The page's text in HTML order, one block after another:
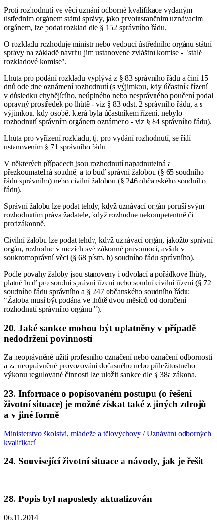
Proti rozhodnutí ve věci uznání odborné kvalifikace vydaným
ústředním orgánem státní správy, jako prvoinstančním uznávacím
orgánem, lze podat rozklad dle § 152 správního řádu.
O rozkladu rozhoduje ministr nebo vedoucí ústředního orgánu státní
správy na základě návrhu jím ustanovené zvláštní komise - "stálé
rozkladové komise".
Lhůta pro podání rozkladu vyplývá z § 83 správního řádu a činí 15
dnů ode dne oznámení rozhodnutí (s výjimkou, kdy účastník řízení
v důsledku chybějícího, neúplného nebo nesprávného poučení podal
opravný prostředek po lhůtě - viz § 83 odst. 2 správního řádu, a s
výjimkou, kdy osobě, která byla účastníkem řízení, nebylo
rozhodnutí správním orgánem oznámeno - viz § 84 správního řádu).
Lhůta pro vyřízení rozkladu, tj. pro vydání rozhodnutí, se řídí
ustanovením § 71 správního řádu.
V některých případech jsou rozhodnutí napadnutelná a
přezkoumatelná soudně, a to buď správní žalobou (§ 65 soudního
řádu správního) nebo civilní žalobou (§ 246 občanského soudního
řádu).
Správní žalobu lze podat tehdy, když uznávací orgán poruší svým
rozhodnutím práva žadatele, když rozhodne nekompetentně či
protizákonně.
Civilní žalobu lze podat tehdy, když uznávací orgán, jakožto správní
orgán, rozhodne v mezích své zákonné pravomoci, avšak v
soukromoprávní věci (§ 68 písm. b) soudního řádu správního).
Podle povahy žaloby jsou stanoveny i odvolací a pořádkové lhůty,
platné buď pro soudní správní řízení nebo soudní civilní řízení (§ 72
soudního řádu správního a § 247 občanského soudního řádu:
"Žaloba musí být podána ve lhůtě dvou měsíců od doručení
rozhodnutí správního orgánu.").
20. Jaké sankce mohou být uplatněny v případě
nedodržení povinností
Za neoprávněné užití profesního označení nebo označení odbornosti
a za neoprávněné provozování dočasného nebo příležitostného
výkonu regulované činnosti lze uložit sankce dle § 38a zákona.
23. Informace o popisovaném postupu (o řešení
životní situace) je možné získat také z jiných zdrojů
a v jiné formě
Ministerstvo školství, mládeže a tělovýchovy / Uznávání odborných
kvalifikací
24. Související životní situace a návody, jak je řešit
28. Popis byl naposledy aktualizován
06.11.2014